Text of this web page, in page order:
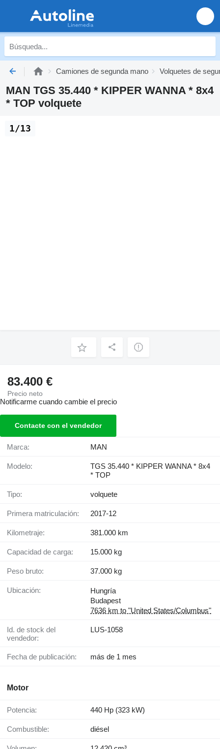
Camiones de segunda mano Volquetes de
MAN TGS 35.440 * KIPPER WANNA * 8x4
* TOP volquete
1/13
83.400 €
Precio neto
Notificarme cuando cambie el precio
Contacte con el vendedor
Marca: MAN
Modelo:
TGS 35.440 * KIPPER WANNA * 8x4
* TOP
Tipo: volquete
Primera matriculación: 2017-12
Kilometraje: 381.000 km
Capacidad de carga: 15.000 kg
Peso bruto: 37.000 kg
Ubicación:
Hungría
Budapest
7636 km to "United States/Columbus"
Id. de stock del
vendedor:
LUS-1058
Fecha de publicación: más de 1 mes
Motor
Potencia: 440 Hp (323 kW)
Combustible: diésel